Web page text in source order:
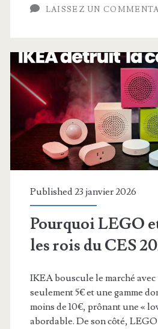
Smart
je
voudrais
CECI.
LAISSEZ UN
Published 23 janvier 2026
Pourquoi LEGO
les rois du CES
IKEA bouscule le marché avec
seulement 5€ et une gamme
moins de 10€, prônant une «
abordable. De son côté,